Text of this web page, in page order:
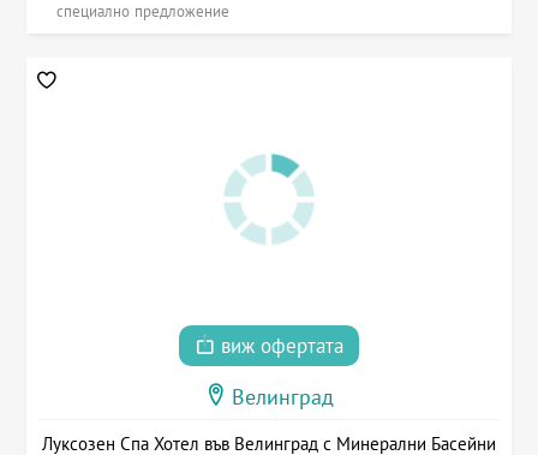
специално предложение
виж офертата
Велинград
Луксозен Спа Хотел във Велинград с Минерални Басейни